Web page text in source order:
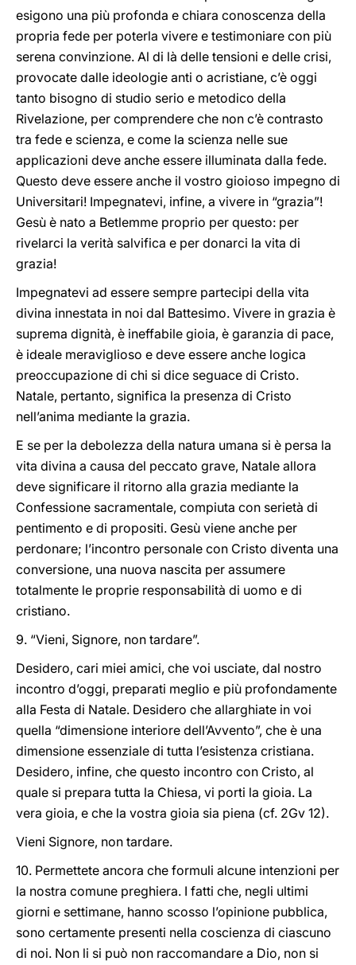
esigono una più profonda e chiara conoscenza della
propria fede per poterla vivere e testimoniare con più
serena convinzione. Al di là delle tensioni e delle crisi,
provocate dalle ideologie anti o acristiane, c’è oggi
tanto bisogno di studio serio e metodico della
Rivelazione, per comprendere che non c’è contrasto
tra fede e scienza, e come la scienza nelle sue
applicazioni deve anche essere illuminata dalla fede.
Questo deve essere anche il vostro gioioso impegno di
Universitari! Impegnatevi, infine, a vivere in “grazia”!
Gesù è nato a Betlemme proprio per questo: per
rivelarci la verità salvifica e per donarci la vita di
grazia!
Impegnatevi ad essere sempre partecipi della vita
divina innestata in noi dal Battesimo. Vivere in grazia è
suprema dignità, è ineffabile gioia, è garanzia di pace,
è ideale meraviglioso e deve essere anche logica
preoccupazione di chi si dice seguace di Cristo.
Natale, pertanto, significa la presenza di Cristo
nell’anima mediante la grazia.
E se per la debolezza della natura umana si è persa la
vita divina a causa del peccato grave, Natale allora
deve significare il ritorno alla grazia mediante la
Confessione sacramentale, compiuta con serietà di
pentimento e di propositi. Gesù viene anche per
perdonare; l’incontro personale con Cristo diventa una
conversione, una nuova nascita per assumere
totalmente le proprie responsabilità di uomo e di
cristiano.
9. “Vieni, Signore, non tardare”.
Desidero, cari miei amici, che voi usciate, dal nostro
incontro d’oggi, preparati meglio e più profondamente
alla Festa di Natale. Desidero che allarghiate in voi
quella “dimensione interiore dell’Avvento”, che è una
dimensione essenziale di tutta l’esistenza cristiana.
Desidero, infine, che questo incontro con Cristo, al
quale si prepara tutta la Chiesa, vi porti la gioia. La
vera gioia, e che la vostra gioia sia piena (cf. 2Gv 12).
Vieni Signore, non tardare.
10. Permettete ancora che formuli alcune intenzioni per
la nostra comune preghiera. I fatti che, negli ultimi
giorni e settimane, hanno scosso l’opinione pubblica,
sono certamente presenti nella coscienza di ciascuno
di noi. Non li si può non raccomandare a Dio, non si